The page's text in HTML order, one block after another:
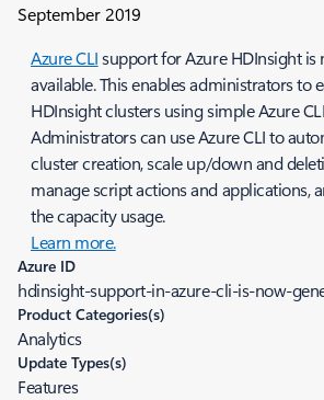
September 2019
Azure CLIsupport for Azure HDInsight is
available. This enables administrators to
HDInsight clusters using simple Azure
Administrators can use Azure CLI to
cluster creation, scale up/down and
manage script actions and applications,
the capacity usage.
Learn more.
Azure ID
hdinsight-support-in-azure-cli-is-now-
Product Categories(s)
Analytics
Update Types(s)
Features